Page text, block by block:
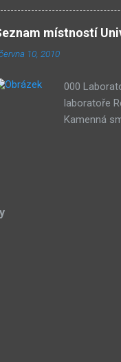
Submachine 6 v
#1: UVB-76 (49) Pod
místností
10, 2010
000
laboratoře
Kamenná
stone Lze